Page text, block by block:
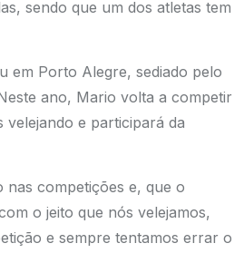
sendo que um dos atletas tem
em Porto Alegre, sediado pelo
ano, Mario volta a competir
e participará da
nas competições e, que o
o jeito que nós velejamos,
e sempre tentamos errar o